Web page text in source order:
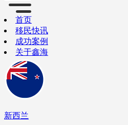
首页
移民快讯
成功案例
关于鑫海
新西兰